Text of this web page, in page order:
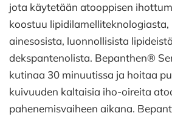
jota käytetään atooppisen
koostuu
ainesosista, luonnollisista
dekspantenolista. Bepanthen®
kutinaa 30 minuutissa ja hoitaa
kuivuuden kaltaisia iho-oireita
pahenemisvaiheen aikana.